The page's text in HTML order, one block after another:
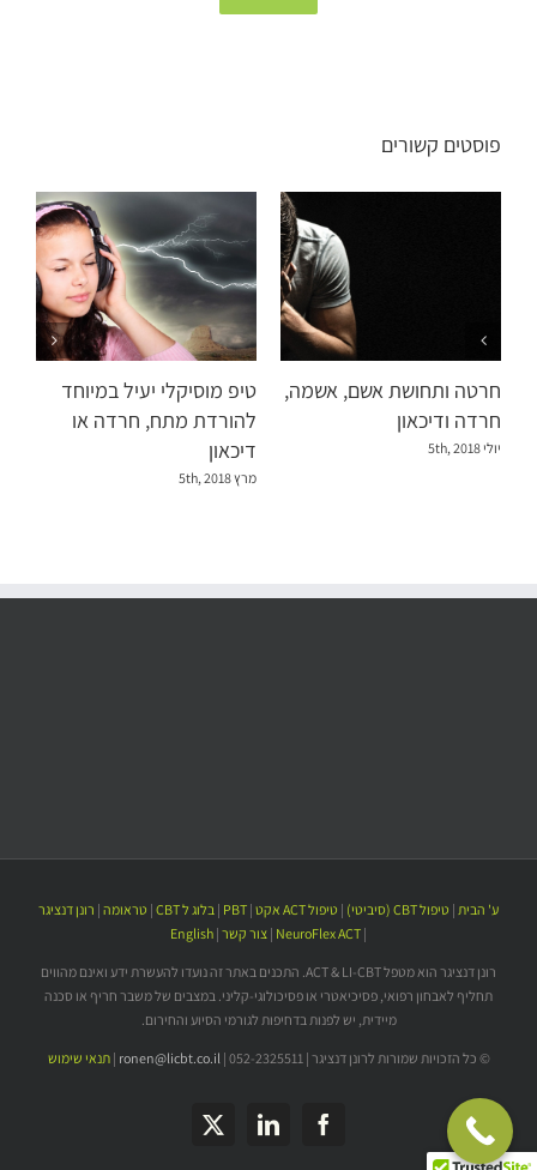
פוסטים קשורים
חרטה ותחושת אשם, אשמה,
חרדה ודיכאון
יולי 5th, 2018
טיפ מוסיקלי יעיל במיוחד
להורדת מתח, חרדה או
דיכאון
מרץ 5th, 2018
ע' הבית | טיפול CBT (סיביטי) | טיפול ACT אקט |
PBT
| בלוג ל CBT | טראומה | רונן דנציגר
|
NeuroFlex ACT
| צור קשר |
English
רונן דנציגר הוא מטפל ACT & LI-CBT. התכנים באתר זה נועדו להעשרת ידע ואינם מהווים
תחליף לאבחון רפואי, פסיכיאטרי או פסיכולוגי-קליני. במצבים של משבר חריף או סכנה
מיידית, יש לפנות בדחיפות לגורמי הסיוע והחירום.
© כל הזכויות שמורות לרונן דנציגר | 052-2325511 | ronen@licbt.co.il
|תנאי שימוש
Facebook
LinkedIn
X